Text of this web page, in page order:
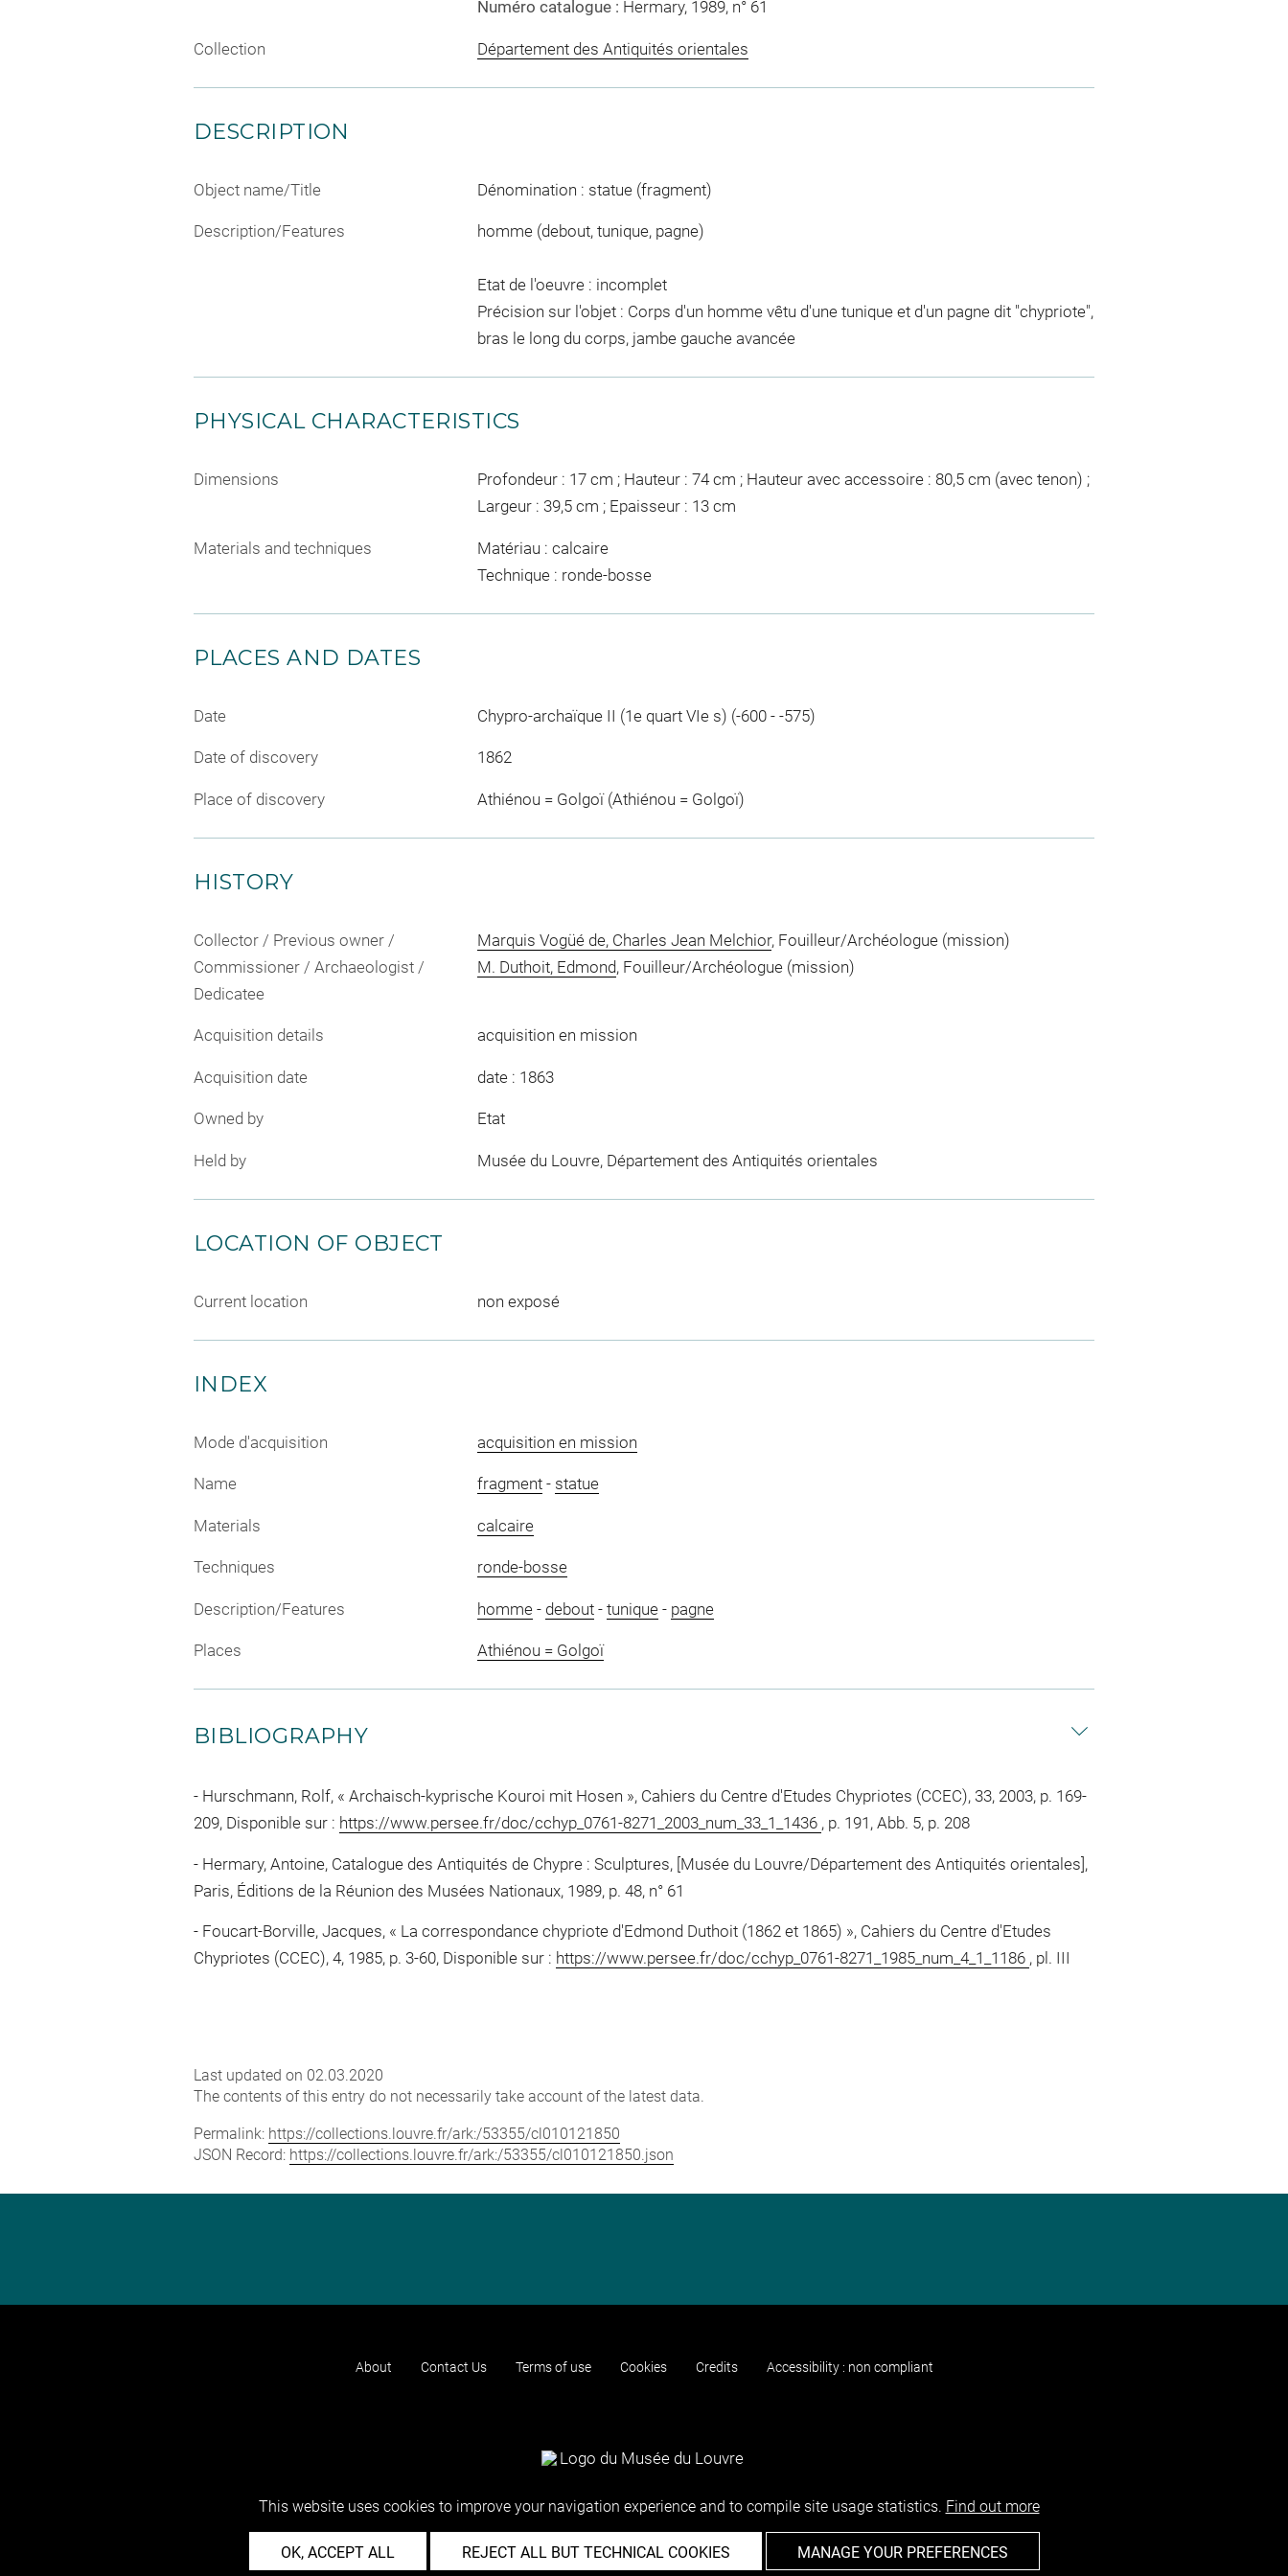
Numéro catalogue : Hermary, 1989, n° 61
Collection Département des Antiquités orientales
DESCRIPTION
Object name/Title Dénomination : statue (fragment)
Description/Features homme (debout, tunique, pagne)
Etat de l'oeuvre : incomplet
Précision sur l'objet : Corps d'un homme vêtu d'une tunique et d'un pagne dit "chypriote",
bras le long du corps, jambe gauche avancée
PHYSICAL CHARACTERISTICS
Dimensions
Profondeur : 17 cm ; Hauteur : 74 cm ; Hauteur avec accessoire : 80,5 cm (avec tenon) ;
Largeur : 39,5 cm ; Epaisseur : 13 cm
Materials and techniques
Matériau : calcaire
Technique : ronde-bosse
PLACES AND DATES
Date Chypro-archaïque II (1e quart VIe s) (-600 - -575)
Date of discovery 1862
Place of discovery Athiénou = Golgoï (Athiénou = Golgoï)
HISTORY
Collector / Previous owner /
Commissioner / Archaeologist /
Dedicatee
Marquis Vogüé de, Charles Jean Melchior, Fouilleur/Archéologue (mission)
M. Duthoit, Edmond, Fouilleur/Archéologue (mission)
Acquisition details acquisition en mission
Acquisition date date : 1863
Owned by Etat
Held by Musée du Louvre, Département des Antiquités orientales
LOCATION OF OBJECT
Current location non exposé
INDEX
Mode d'acquisition acquisition en mission
Name fragment- statue
Materials calcaire
Techniques ronde-bosse
Description/Features homme- debout- tunique- pagne
Places Athiénou = Golgoï
BIBLIOGRAPHY
Hurschmann, Rolf, « Archaisch-kyprische Kouroi mit Hosen », Cahiers du Centre d'Etudes Chypriotes (CCEC), 33, 2003, p. 169-
209, Disponible sur : https://www.persee.fr/doc/cchyp_0761-8271_2003_num_33_1_1436 , p. 191, Abb. 5, p. 208
Hermary, Antoine, Catalogue des Antiquités de Chypre : Sculptures, [Musée du Louvre/Département des Antiquités orientales],
Paris, Éditions de la Réunion des Musées Nationaux, 1989, p. 48, n° 61
Foucart-Borville, Jacques, « La correspondance chypriote d'Edmond Duthoit (1862 et 1865) », Cahiers du Centre d'Etudes
Chypriotes (CCEC), 4, 1985, p. 3-60, Disponible sur : https://www.persee.fr/doc/cchyp_0761-8271_1985_num_4_1_1186 , pl. III
Last updated on 02.03.2020
The contents of this entry do not necessarily take account of the latest data.
Permalink: https://collections.louvre.fr/ark:/53355/cl010121850
JSON Record: https://collections.louvre.fr/ark:/53355/cl010121850.json
About Contact Us Terms of use Cookies Credits Accessibility : non compliant
This website uses cookies to improve your navigation experience and to compile site usage statistics. Find out more
OK, ACCEPT ALL REJECT ALL BUT TECHNICAL COOKIES MANAGE YOUR PREFERENCES